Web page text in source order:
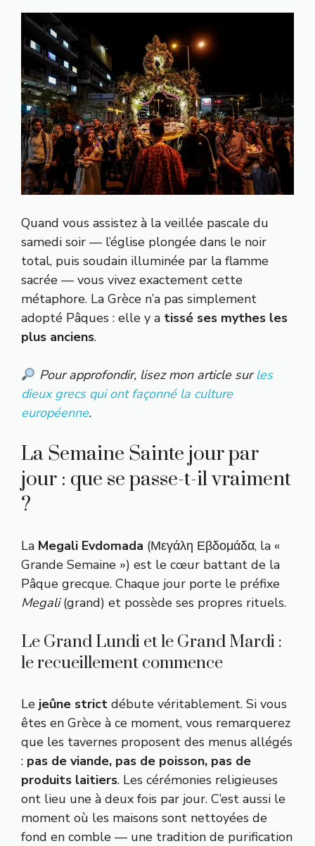
Quand vous assistez à la veillée pascale du
samedi soir — l’église plongée dans le noir
total, puis soudain illuminée par la flamme
sacrée — vous vivez exactement cette
métaphore. La Grèce n’a pas simplement
adopté Pâques : elle y a tissé ses mythes les
plus anciens.
Pour approfondir, lisez mon article surles
dieux grecs qui ont façonné la culture
européenne.
La Semaine Sainte jour par
jour : que se passe-t-il vraiment
?
La Megali Evdomada (Μεγάλη Εβδομάδα, la «
Grande Semaine ») est le cœur battant de la
Pâque grecque. Chaque jour porte le préfixe
Megali(grand) et possède ses propres rituels.
Le Grand Lundi et le Grand Mardi :
le recueillement commence
Le jeûne strict débute véritablement. Si vous
êtes en Grèce à ce moment, vous remarquerez
que les tavernes proposent des menus allégés
: pas de viande, pas de poisson, pas de
produits laitiers. Les cérémonies religieuses
ont lieu une à deux fois par jour. C’est aussi le
moment où les maisons sont nettoyées de
fond en comble — une tradition de purification